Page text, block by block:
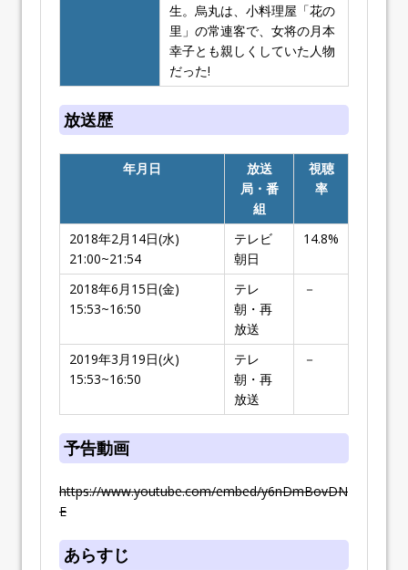
生。烏丸は、小料理屋「花の
里」の常連客で、女将の月本
幸子とも親しくしていた人物
だった!
放送歴
年月日
放送
局・番
組
視聴
率
2018年2月14日(水)
21:00~21:54
テレビ
朝日
14.8%
2018年6月15日(金)
15:53~16:50
テレ
朝・再
放送
－
2019年3月19日(火)
15:53~16:50
テレ
朝・再
放送
－
予告動画
https://www.youtube.com/embed/y6nDmBovDN
E
あらすじ